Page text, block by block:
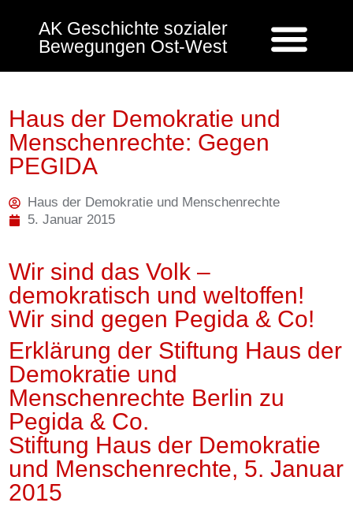
AK Geschichte sozialer
Bewegungen Ost-West
Haus der Demokratie und
Menschenrechte: Gegen
PEGIDA
Haus der Demokratie und Menschenrechte
5. Januar 2015
Wir sind das Volk –
demokratisch und weltoffen!
Wir sind gegen Pegida & Co!
Erklärung der Stiftung Haus der
Demokratie und
Menschenrechte Berlin zu
Pegida & Co.
Stiftung Haus der Demokratie
und Menschenrechte, 5. Januar
2015